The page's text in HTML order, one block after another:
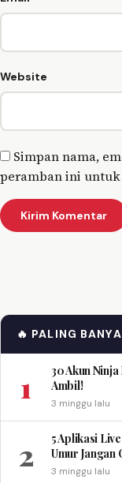
Website
Simpan nama,
peramban ini
🔥 PALING
1
30 Akun
Ambil!
3 minggu lalu
2
5 Aplikasi
Umur Jangan
3 minggu lalu